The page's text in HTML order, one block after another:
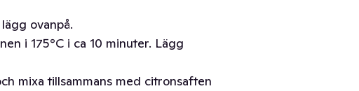
ovanpå.
i 175°C i ca 10 minuter. Lägg
mixa tillsammans med citronsaften